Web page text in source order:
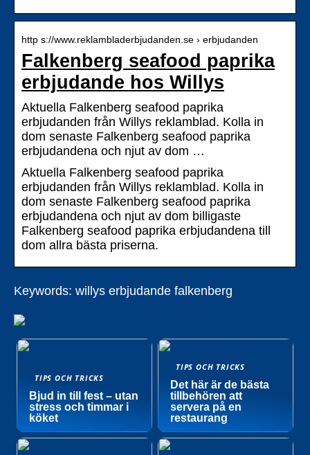
http s://www.reklambladerbjudanden.se › erbjudanden
Falkenberg seafood paprika
erbjudande hos Willys
Aktuella Falkenberg seafood paprika
erbjudanden från Willys reklamblad. Kolla in
dom senaste Falkenberg seafood paprika
erbjudandena och njut av dom …
Aktuella Falkenberg seafood paprika
erbjudanden från Willys reklamblad. Kolla in
dom senaste Falkenberg seafood paprika
erbjudandena och njut av dom billigaste
Falkenberg seafood paprika erbjudandena till
dom allra bästa priserna.
Keywords: willys erbjudande falkenberg
TIPS OCH TRICKS
Bjud in till fest – utan
stress och timmar i
köket
TIPS OCH TRICKS
Det här är de bästa
tillbehören att
servera på en
restaurang